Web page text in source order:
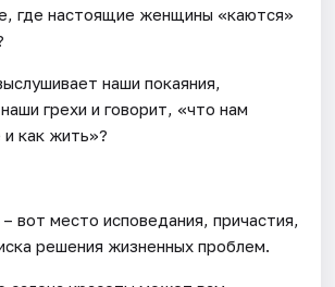
где настоящие женщины «каются»
наши покаяния,
грехи и говорит, «что нам
как жить»?
вот место исповедания, причастия,
решения жизненных проблем.